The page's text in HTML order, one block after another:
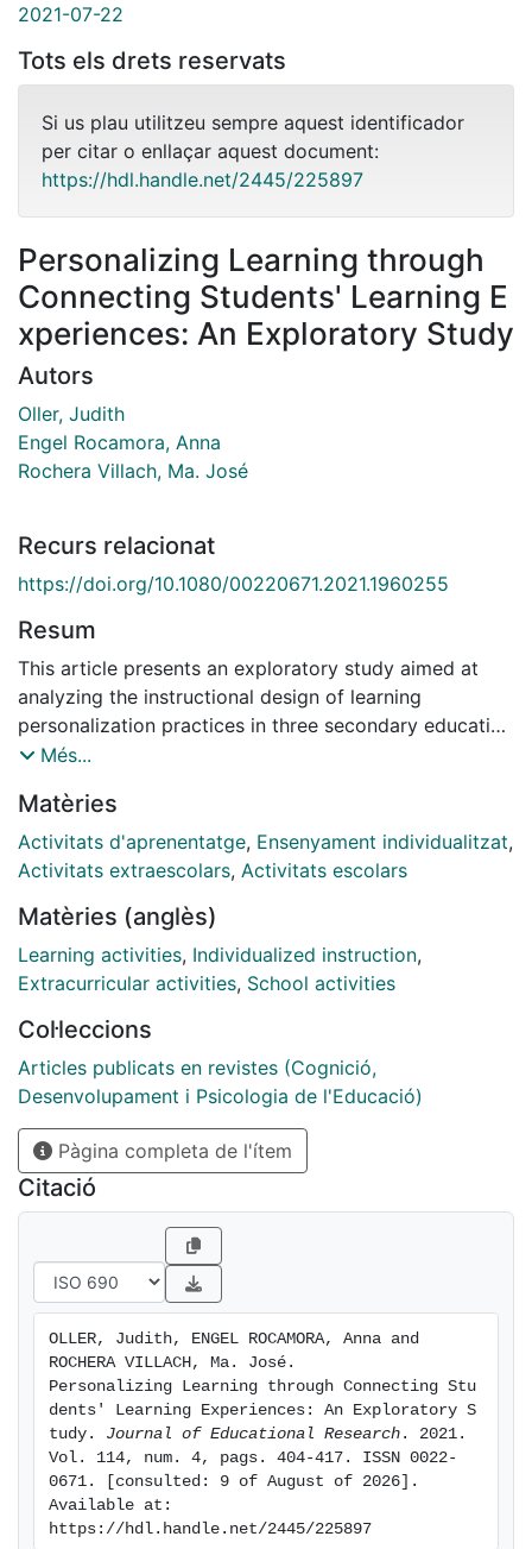
2021-07-22
Tots els drets reservats
Si us plau utilitzeu sempre aquest identificador
per citar o enllaçar aquest document:
https://hdl.handle.net/2445/225897
Personalizing Learning through
Connecting Students' Learning E
xperiences: An Exploratory Study
Autors
Oller, Judith
Engel Rocamora, Anna
Rochera Villach, Ma. José
Recurs relacionat
https://doi.org/10.1080/00220671.2021.1960255
Resum
This article presents an exploratory study aimed at
analyzing the instructional design of learning
personalization practices in three secondary education
centers that promote connections between students'
school. We propose three dimensions for analysis,
according to a constructivist and sociocultural
perspective: the learning activities and contents
experiences across different contexts; the educational
agents that enhance these connections; and the
mediating tools used. Results indicate that our
different didactic strategies that appear in each case
to foster connections, and for detecting the aspects
that need improvement. Conclusions suggest that in
personalized learning environments, the focus of
educational activity must be shifted from making
connections between students' learning to the learning
experiences that students have at different times and
in different contexts, helping them to build their
personal learning pathways.
Més...
Matèries
Activitats d'aprenentatge, Ensenyament individualitzat,
Activitats extraescolars, Activitats escolars
Matèries (anglès)
Learning activities, Individualized instruction,
Extracurricular activities, School activities
Col·leccions
Articles publicats en revistes (Cognició,
Desenvolupament i Psicologia de l'Educació)
Pàgina completa de l'ítem
Citació
OLLER, Judith, ENGEL ROCAMORA, Anna and
ROCHERA VILLACH, Ma. José.
Personalizing Learning through Connecting Stu
dents' Learning Experiences: An Exploratory S
tudy. Journal of Educational Research . 2021.
Vol. 114, num. 4, pags. 404-417. ISSN 0022-
0671. [consulted: 9 of August of 2026].
Available at:
https://hdl.handle.net/2445/225897